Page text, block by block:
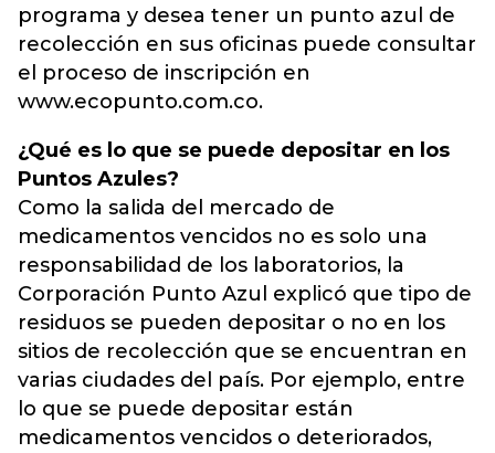
programa y desea tener un punto azul de
recolección en sus oficinas puede consultar
el proceso de inscripción en
www.ecopunto.com.co.
¿Qué es lo que se puede depositar en los
Puntos Azules?
Como la salida del mercado de
medicamentos vencidos no es solo una
responsabilidad de los laboratorios, la
Corporación Punto Azul explicó que tipo de
residuos se pueden depositar o no en los
sitios de recolección que se encuentran en
varias ciudades del país. Por ejemplo, entre
lo que se puede depositar están
medicamentos vencidos o deteriorados,